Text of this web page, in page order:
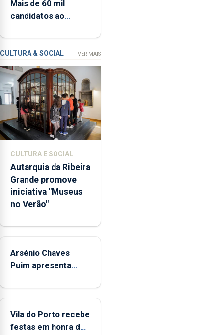
Resiliência
(PRR)
Açores
ronda
os
65
milhões
de
euros
e
abrange
respostas
habitacionais,
anunciou
o
Governo
setembro
Mais de 60 mil
candidatos ao
1.ª fase
CULTURA & SOCIAL VER MAIS
CULTURA E SOCIAL
Autarquia da Ribeira
Grande promove
iniciativa "Museus
no Verão"
Arsénio Chaves
Puim apresenta
de Vila do Porto
Vila do Porto recebe
festas em honra de